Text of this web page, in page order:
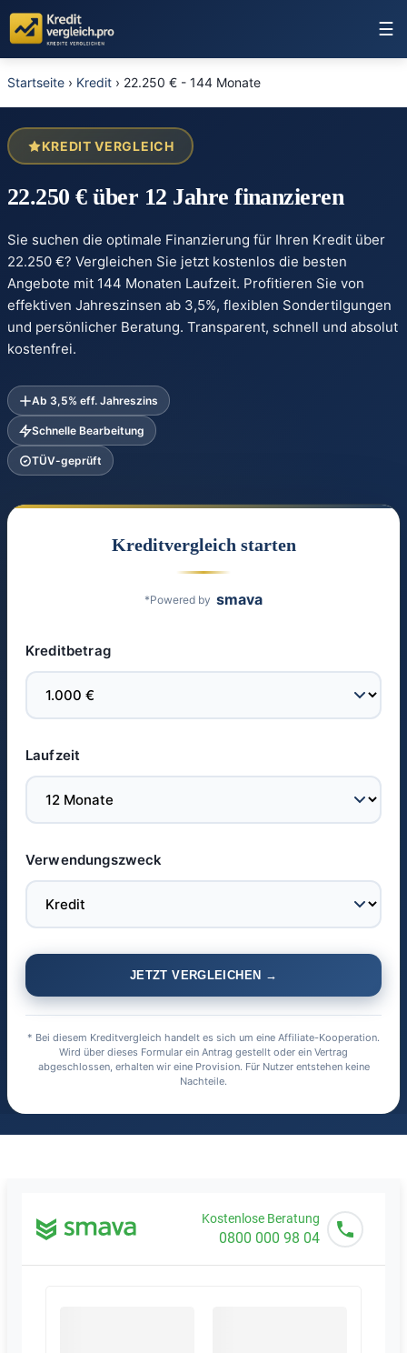
☰
Startseite › Kredit › 22.250 € - 144 Monate
KREDIT VERGLEICH
22.250 € über 12 Jahre finanzieren
Sie suchen die optimale Finanzierung für Ihren Kredit über
22.250 €? Vergleichen Sie jetzt kostenlos die besten
Angebote mit 144 Monaten Laufzeit. Profitieren Sie von
effektiven Jahreszinsen ab 3,5%, flexiblen Sondertilgungen
und persönlicher Beratung. Transparent, schnell und absolut
kostenfrei.
Ab 3,5% eff. Jahreszins
Schnelle Bearbeitung
TÜV-geprüft
Kreditvergleich starten
*Powered by smava
Kreditbetrag
Laufzeit
Verwendungszweck
JETZT VERGLEICHEN →
* Bei diesem Kreditvergleich handelt es sich um eine Affiliate-Kooperation.
Wird über dieses Formular ein Antrag gestellt oder ein Vertrag
abgeschlossen, erhalten wir eine Provision. Für Nutzer entstehen keine
Nachteile.